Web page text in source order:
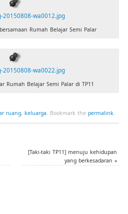
Rumah Belajar Semi Palar
Rumah Belajar Semi Palar di TP11
ruang, keluarga. Bookmark the permalink.
[Taki-taki TP11] menuju kehidupan
yang berkesadaran»